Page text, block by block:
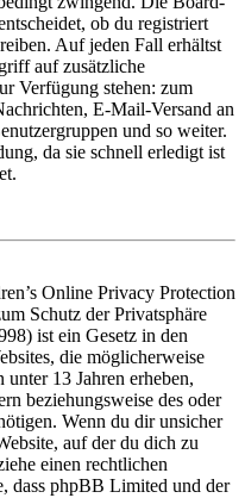
ob du registriert
Auf jeden Fall erhältst
auf zusätzliche
Verfügung stehen: zum
E-Mail-Versand an
und so weiter.
da sie schnell erledigt ist
Online Privacy Protection
Schutz der Privatsphäre
ist ein Gesetz in den
die möglicherweise
13 Jahren erheben,
beziehungsweise des oder
Wenn du dir unsicher
auf der du dich zu
einen rechtlichen
dass phpBB Limited und der